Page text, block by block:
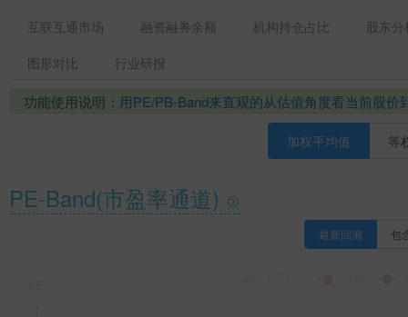
互联互通市场
融资融券余额 机构持仓占比
股东分
图形对比
行业研报
功能使用说明： 用PE/PB-Band来直观的从估值角度看当前股价
加权平均值 等
PE-Band(市盈率通道)
最新回溯 包